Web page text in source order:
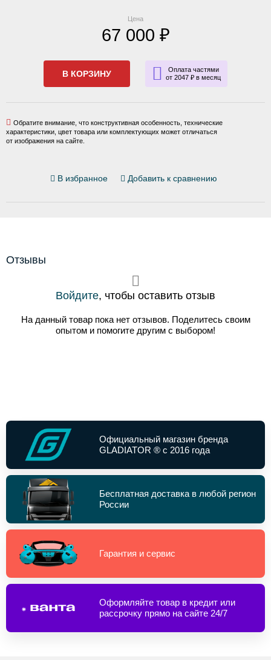
В избранное Добавить к сравнению
Цена
67 000 ₽
В КОРЗИНУ
Оплата частями
от 2047 ₽ в месяц
Обратите внимание, что конструктивная особенность, технические
характеристики, цвет товара или комплектующих может отличаться
от изображения на сайте.
Отзывы
Войдите, чтобы оставить отзыв
На данный товар пока нет отзывов. Поделитесь своим
опытом и помогите другим с выбором!
Официальный магазин бренда
GLADIATOR ® с 2016 года
Бесплатная доставка в любой регион
России
Гарантия и сервис
Оформляйте товар в кредит или
рассрочку прямо на сайте 24/7